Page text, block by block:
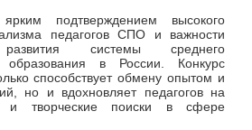
подтверждением высокого
педагогов СПО и важности
системы среднего
образования в России. Конкурс
способствует обмену опытом и
но и вдохновляет педагогов на
и творческие поиски в сфере